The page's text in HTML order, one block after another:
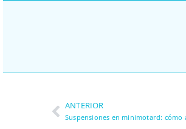
ANTERIOR